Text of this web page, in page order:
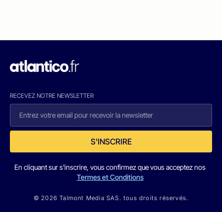
RECEVEZ NOTRE NEWSLETTER
S'INSCRIRE
En cliquant sur s'inscrire, vous confirmez que vous acceptez nos
Termes et Conditions
© 2026 Talmont Media SAS. tous droits réservés.